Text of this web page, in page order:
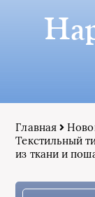
Главная
Текстильный
из ткани и